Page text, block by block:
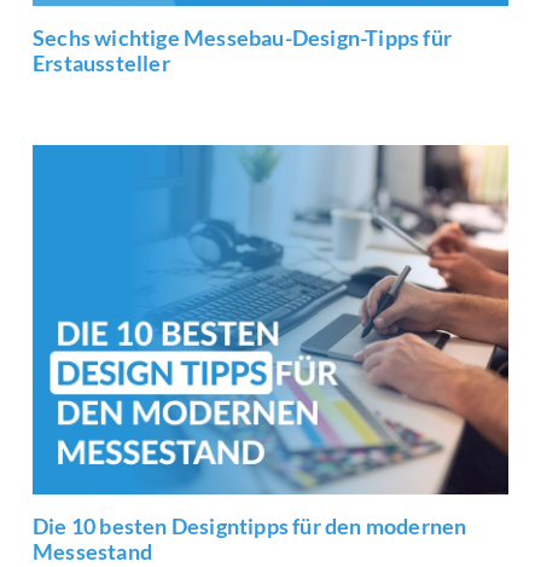
Sechs wichtige Messebau-Design-Tipps für
Erstaussteller
Die 10 besten Designtipps für den modernen
Messestand